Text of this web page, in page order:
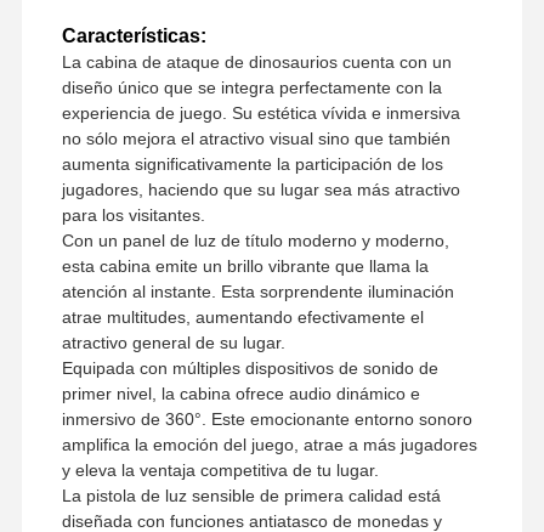
Inicio Productos Videos
Características:
La cabina de ataque de dinosaurios cuenta con un
diseño único que se integra perfectamente con la
experiencia de juego. Su estética vívida e inmersiva
no sólo mejora el atractivo visual sino que también
aumenta significativamente la participación de los
jugadores, haciendo que su lugar sea más atractivo
para los visitantes.
Con un panel de luz de título moderno y moderno,
esta cabina emite un brillo vibrante que llama la
atención al instante. Esta sorprendente iluminación
atrae multitudes, aumentando efectivamente el
atractivo general de su lugar.
Equipada con múltiples dispositivos de sonido de
primer nivel, la cabina ofrece audio dinámico e
inmersivo de 360°. Este emocionante entorno sonoro
amplifica la emoción del juego, atrae a más jugadores
y eleva la ventaja competitiva de tu lugar.
La pistola de luz sensible de primera calidad está
diseñada con funciones antiatasco de monedas y